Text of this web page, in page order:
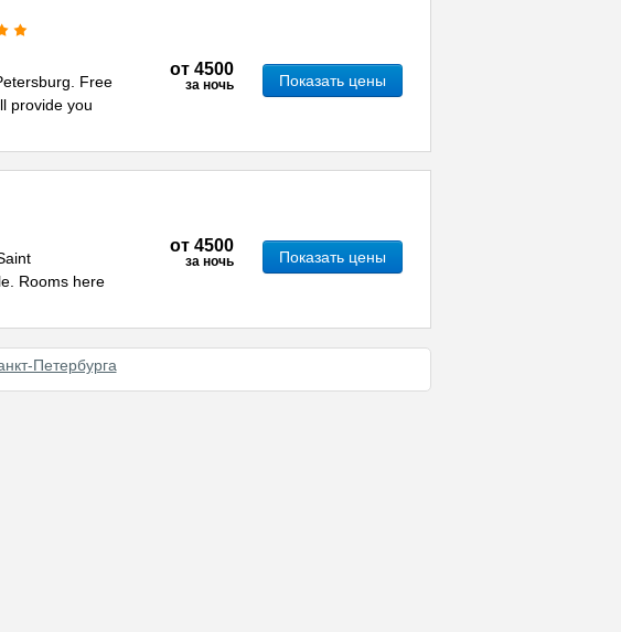
Free
provide you
от 4500
за ночь Показать цены
Rooms here
от 4500
за ночь Показать цены
Петербурга